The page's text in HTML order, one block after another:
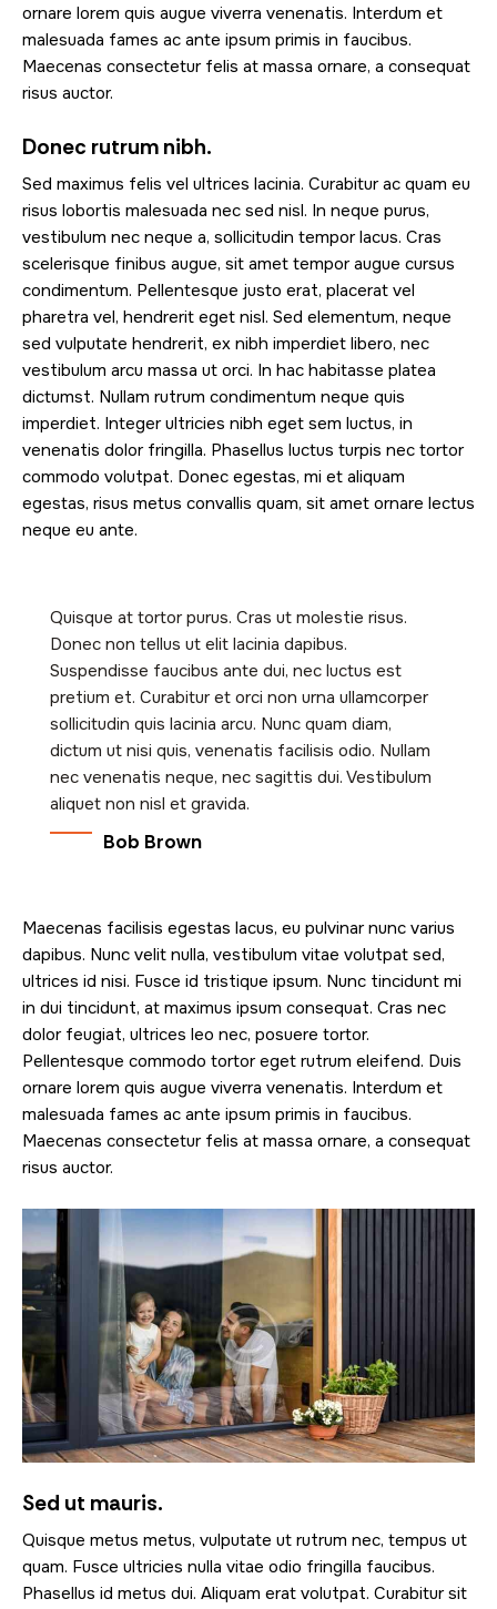
ornare lorem quis augue viverra venenatis. Interdum et
malesuada fames ac ante ipsum primis in faucibus.
Maecenas consectetur felis at massa ornare, a consequat
risus auctor.
Donec rutrum nibh.
Sed maximus felis vel ultrices lacinia. Curabitur ac quam eu
risus lobortis malesuada nec sed nisl. In neque purus,
vestibulum nec neque a, sollicitudin tempor lacus. Cras
scelerisque finibus augue, sit amet tempor augue cursus
condimentum. Pellentesque justo erat, placerat vel
pharetra vel, hendrerit eget nisl. Sed elementum, neque
sed vulputate hendrerit, ex nibh imperdiet libero, nec
vestibulum arcu massa ut orci. In hac habitasse platea
dictumst. Nullam rutrum condimentum neque quis
imperdiet. Integer ultricies nibh eget sem luctus, in
venenatis dolor fringilla. Phasellus luctus turpis nec tortor
commodo volutpat. Donec egestas, mi et aliquam
egestas, risus metus convallis quam, sit amet ornare lectus
neque eu ante.
Quisque at tortor purus. Cras ut molestie risus.
Donec non tellus ut elit lacinia dapibus.
Suspendisse faucibus ante dui, nec luctus est
pretium et. Curabitur et orci non urna ullamcorper
sollicitudin quis lacinia arcu. Nunc quam diam,
dictum ut nisi quis, venenatis facilisis odio. Nullam
nec venenatis neque, nec sagittis dui. Vestibulum
aliquet non nisl et gravida.
Bob Brown
Maecenas facilisis egestas lacus, eu pulvinar nunc varius
dapibus. Nunc velit nulla, vestibulum vitae volutpat sed,
ultrices id nisi. Fusce id tristique ipsum. Nunc tincidunt mi
in dui tincidunt, at maximus ipsum consequat. Cras nec
dolor feugiat, ultrices leo nec, posuere tortor.
Pellentesque commodo tortor eget rutrum eleifend. Duis
ornare lorem quis augue viverra venenatis. Interdum et
malesuada fames ac ante ipsum primis in faucibus.
Maecenas consectetur felis at massa ornare, a consequat
risus auctor.
Sed ut mauris.
Quisque metus metus, vulputate ut rutrum nec, tempus ut
quam. Fusce ultricies nulla vitae odio fringilla faucibus.
Phasellus id metus dui. Aliquam erat volutpat. Curabitur sit